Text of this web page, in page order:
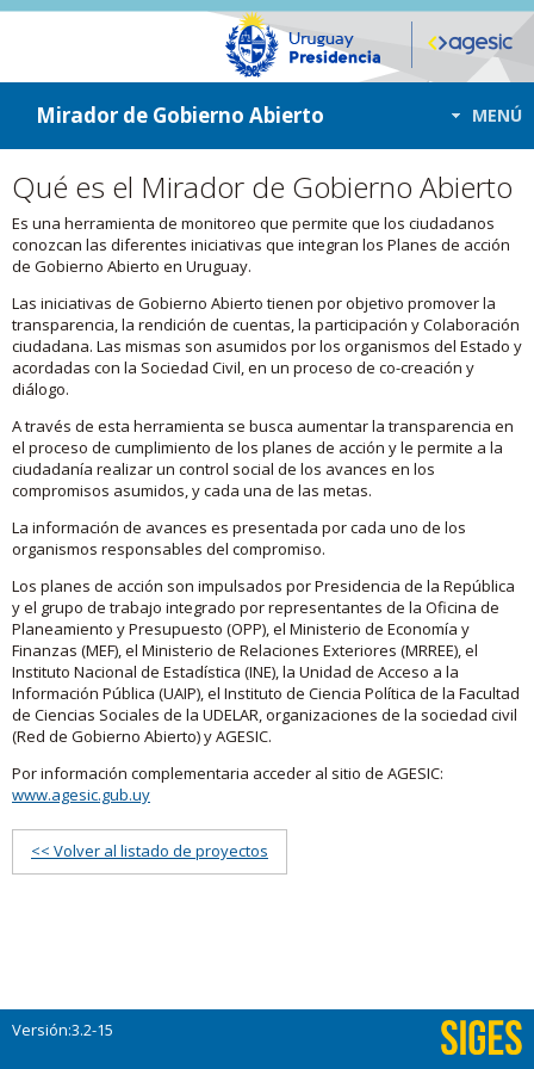
ir a contenido
ir al menú
Mirador de Gobierno Abierto MENÚ
Qué es el Mirador de Gobierno Abierto
Es una herramienta de monitoreo que permite que los ciudadanos
conozcan las diferentes iniciativas que integran los Planes de acción
de Gobierno Abierto en Uruguay.
Las iniciativas de Gobierno Abierto tienen por objetivo promover la
transparencia, la rendición de cuentas, la participación y Colaboración
ciudadana. Las mismas son asumidos por los organismos del Estado y
acordadas con la Sociedad Civil, en un proceso de co-creación y
diálogo.
A través de esta herramienta se busca aumentar la transparencia en
el proceso de cumplimiento de los planes de acción y le permite a la
ciudadanía realizar un control social de los avances en los
compromisos asumidos, y cada una de las metas.
La información de avances es presentada por cada uno de los
organismos responsables del compromiso.
Los planes de acción son impulsados por Presidencia de la República
y el grupo de trabajo integrado por representantes de la Oficina de
Planeamiento y Presupuesto (OPP), el Ministerio de Economía y
Finanzas (MEF), el Ministerio de Relaciones Exteriores (MRREE), el
Instituto Nacional de Estadística (INE), la Unidad de Acceso a la
Información Pública (UAIP), el Instituto de Ciencia Política de la Facultad
de Ciencias Sociales de la UDELAR, organizaciones de la sociedad civil
(Red de Gobierno Abierto) y AGESIC.
Por información complementaria acceder al sitio de AGESIC:
www.agesic.gub.uy
<< Volver al listado de proyectos
Versión:3.2-15